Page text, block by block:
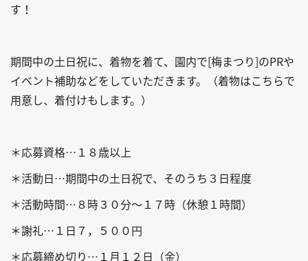
す！
期間中の土日祝に、着物を着て、園内で[梅まつり]のPRや
イベント補助などをしていただきます。（着物はこちらで
用意し、着付けもします。）
＊応募資格…１８歳以上
＊活動日…期間中の土日祝で、そのうち３日程度
＊活動時間…８時３０分～１７時（休憩１時間）
＊謝礼…１日７，５００円
＊応募締め切り…１月１２日（金）